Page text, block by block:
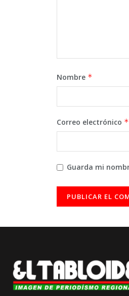
Nombre *
Correo electrónico *
Guarda mi